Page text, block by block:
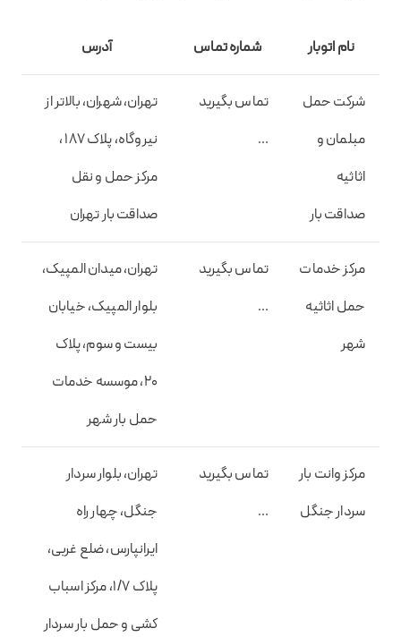
نام اتوبار شماره تماس آدرس
شرکت حمل
مبلمان و
اثاثیه
صداقت بار
تماس بگیرید
…
تهران، شهران، بالاتر از
نیروگاه، پلاک 187 ،
مرکز حمل و نقل
صداقت بار تهران
مرکز خدمات
حمل اثاثیه
شهر
تماس بگیرید
…
تهران، میدان المپیک،
بلوار المپیک، خیابان
بیست و سوم، پلاک
20، موسسه خدمات
حمل بار شهر
مرکز وانت بار
سردار جنگل
تماس بگیرید
…
تهران، بلوار سردار
جنگل، چهار راه
ایرانپارس، ضلع غربی،
پلاک 1/7، مرکز اسباب
کشی و حمل بار سردار